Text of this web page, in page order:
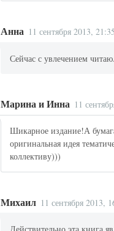
Анна 11 сентября 2013, 21:35
Сейчас с увлечением
Марина и Инна 11
Шикарное издание!А
оригинальная идея
коллективу)))
Михаил 11 сентября 2013,